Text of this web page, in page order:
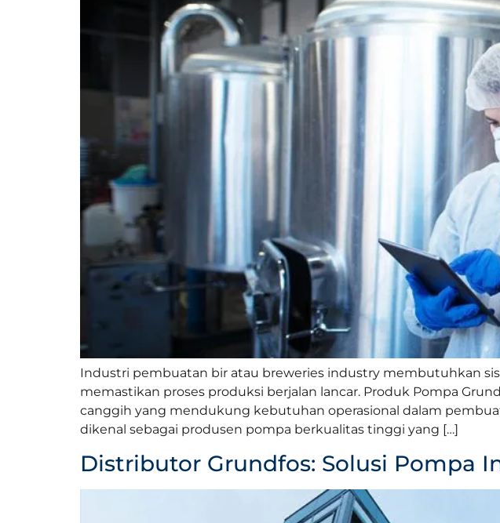
Industri pembuatan bir atau breweries industry membutuhkan
memastikan proses produksi berjalan lancar. Produk Pompa
canggih yang mendukung kebutuhan operasional dalam
dikenal sebagai produsen pompa berkualitas tinggi yang […]
Distributor Grundfos: Solusi Pompa